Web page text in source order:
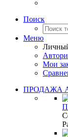
Поиск
Меню
Мои
ПРОДАЖА